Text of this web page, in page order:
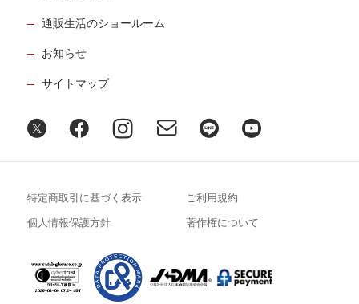
通販生活のショールーム
お知らせ
サイトマップ
特定商取引に基づく表示 ご利用規約
個人情報保護方針 著作権について